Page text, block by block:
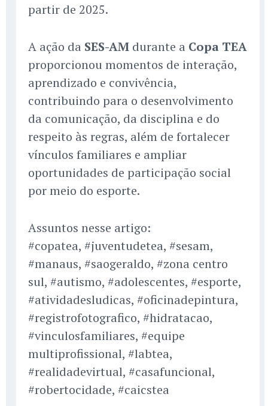
partir de 2025.
A ação da SES-AM durante a Copa TEA
proporcionou momentos de interação,
aprendizado e convivência,
contribuindo para o desenvolvimento
da comunicação, da disciplina e do
respeito às regras, além de fortalecer
vínculos familiares e ampliar
oportunidades de participação social
por meio do esporte.
Assuntos nesse artigo:
#copatea, #juventudetea, #sesam,
#manaus, #saogeraldo, #zona centro
sul, #autismo, #adolescentes, #esporte,
#atividadesludicas, #oficinadepintura,
#registrofotografico, #hidratacao,
#vinculosfamiliares, #equipe
multiprofissional, #labtea,
#realidadevirtual, #casafuncional,
#robertocidade, #caicstea